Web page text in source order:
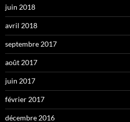
juin 2018
avril 2018
septembre 2017
août 2017
juin 2017
février 2017
décembre 2016